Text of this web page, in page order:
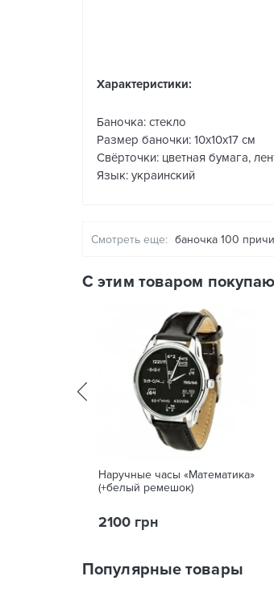
Характеристики:
Баночка: стекло
Размер баночки: 10х10х17 см
Свёрточки: цветная бумага,
Язык: украинский
Смотреть еще: баночка 100
С этим товаром
Наручные часы «Математика»
(+белый ремешок)
2100 грн
Популярные товары